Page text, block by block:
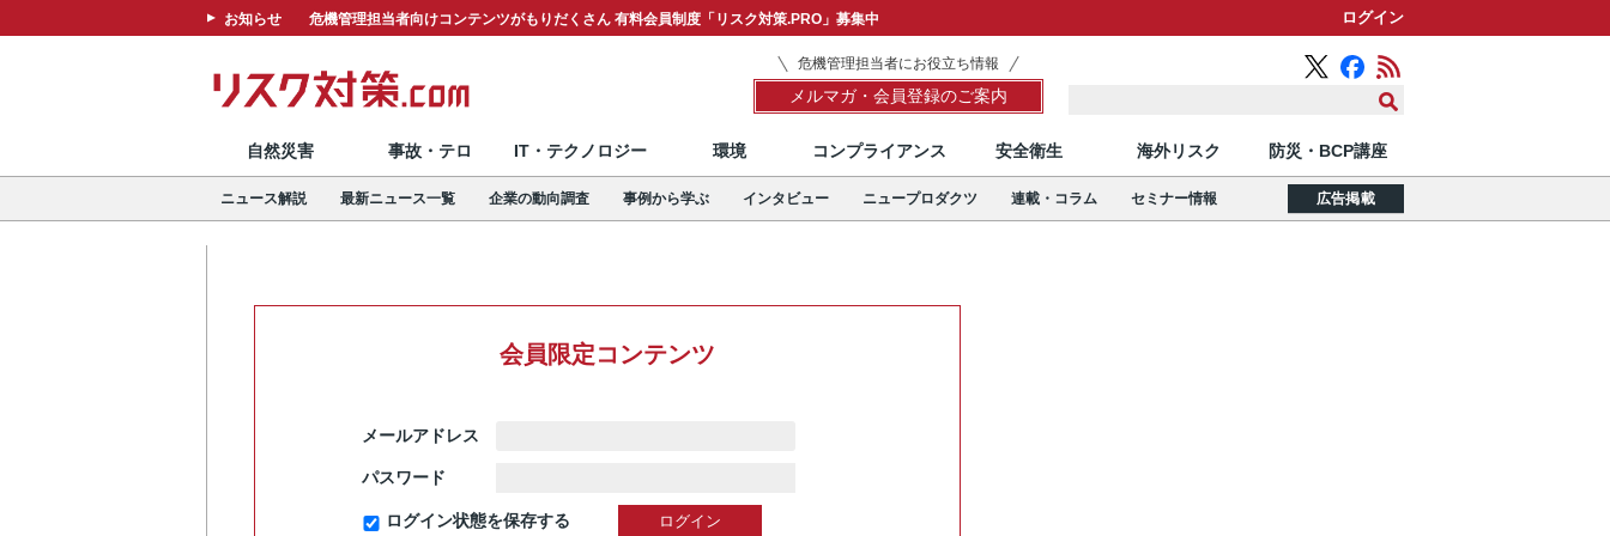
お知らせ 危機管理担当者向けコンテンツがもりだくさん 有料会員制度「リスク対策.PRO」募集中 ログイン
危機管理担当者にお役立ち情報
メルマガ・会員登録のご案内
自然災害 事故・テロ IT・テクノロジー 環境 コンプライアンス 安全衛生 海外リスク 防災・BCP講座
ニュース解説 最新ニュース一覧 企業の動向調査 事例から学ぶ インタビュー ニュープロダクツ 連載・コラム セミナー情報 広告掲載
会員限定コンテンツ
メールアドレス
パスワード
ログイン状態を保存する